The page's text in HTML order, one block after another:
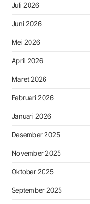
Juli 2026
Juni 2026
Mei 2026
April 2026
Maret 2026
Februari 2026
Januari 2026
Desember 2025
November 2025
Oktober 2025
September 2025